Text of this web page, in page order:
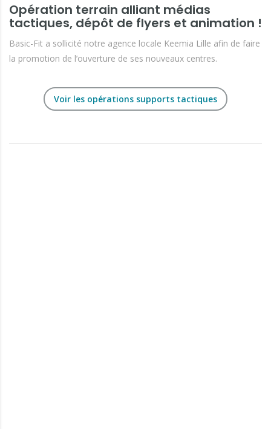
Opération terrain alliant médias
tactiques, dépôt de flyers et animation !
Basic-Fit a sollicité notre agence locale Keemia Lille afin de faire
la promotion de l’ouverture de ses nouveaux centres.
Voir les opérations supports tactiques